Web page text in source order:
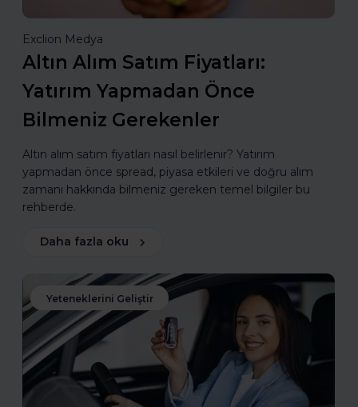
Exclion Medya
Altın Alım Satım Fiyatları:
Yatırım Yapmadan Önce
Bilmeniz Gerekenler
Altın alım satım fiyatları nasıl belirlenir? Yatırım
yapmadan önce spread, piyasa etkileri ve doğru alım
zamanı hakkında bilmeniz gereken temel bilgiler bu
rehberde.
Daha fazla oku
Yeteneklerini Geliştir